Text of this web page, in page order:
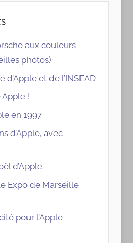
aux couleurs
photos)
et de l’INSEAD
!
en 1997
d’Apple, avec
d’Apple
Expo de Marseille
pour l’Apple